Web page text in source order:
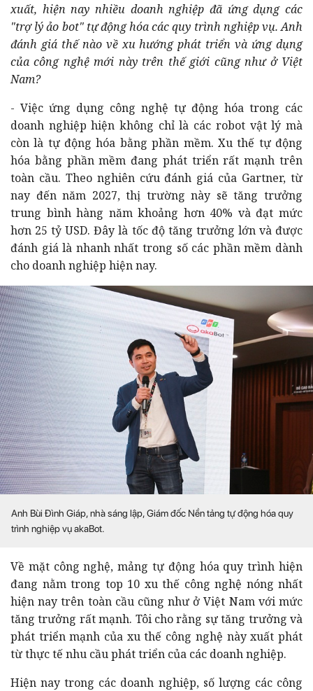
xuất, hiện nay nhiều doanh nghiệp đã ứng dụng các
"trợ lý ảo bot" tự động hóa các quy trình nghiệp vụ. Anh
đánh giá thế nào về xu hướng phát triển và ứng dụng
của công nghệ mới này trên thế giới cũng như ở Việt
Nam?
- Việc ứng dụng công nghệ tự động hóa trong các
doanh nghiệp hiện không chỉ là các robot vật lý mà
còn là tự động hóa bằng phần mềm. Xu thế tự động
hóa bằng phần mềm đang phát triển rất mạnh trên
toàn cầu. Theo nghiên cứu đánh giá của Gartner, từ
nay đến năm 2027, thị trường này sẽ tăng trưởng
trung bình hàng năm khoảng hơn 40% và đạt mức
hơn 25 tỷ USD. Đây là tốc độ tăng trưởng lớn và được
đánh giá là nhanh nhất trong số các phần mềm dành
cho doanh nghiệp hiện nay.
Anh Bùi Đình Giáp, nhà sáng lập, Giám đốc Nền tảng tự động hóa quy
trình nghiệp vụ akaBot.
Về mặt công nghệ, mảng tự động hóa quy trình hiện
đang nằm trong top 10 xu thế công nghệ nóng nhất
hiện nay trên toàn cầu cũng như ở Việt Nam với mức
tăng trưởng rất mạnh. Tôi cho rằng sự tăng trưởng và
phát triển mạnh của xu thế công nghệ này xuất phát
từ thực tế nhu cầu phát triển của các doanh nghiệp.
Hiện nay trong các doanh nghiệp, số lượng các công